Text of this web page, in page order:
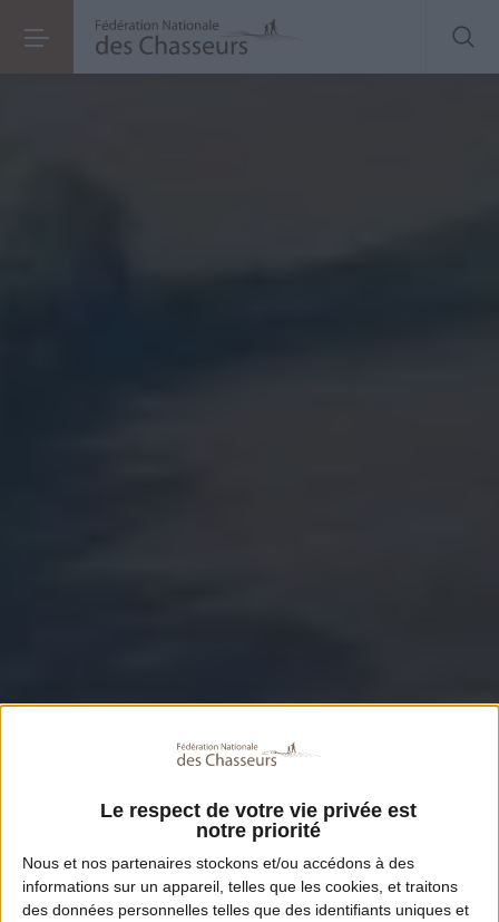
Le respect de votre vie privée est
notre priorité
Nous et nos partenaires stockons et/ou accédons à des
informations sur un appareil, telles que les cookies, et traitons
des données personnelles telles que des identifiants uniques et